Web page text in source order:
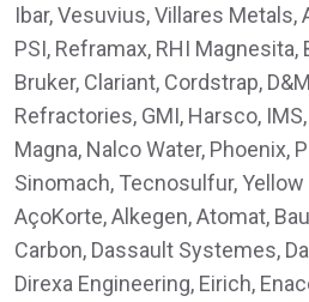
Ibar, Vesuvius, Villares Metals,
PSI, Reframax, RHI Magnesita,
Bruker, Clariant, Cordstrap,
Refractories, GMI, Harsco,
Magna, Nalco Water, Phoenix,
Sinomach, Tecnosulfur, Yellow
AçoKorte, Alkegen, Atomat,
Carbon, Dassault Systemes,
Direxa Engineering, Eirich,